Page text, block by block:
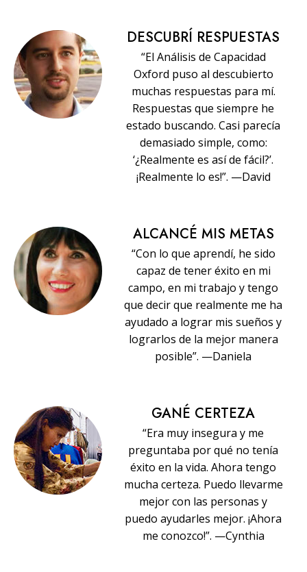
DESCUBRÍ RESPUESTAS
“El Análisis de Capacidad
Oxford puso al descubierto
muchas respuestas para mí.
Respuestas que siempre he
estado buscando. Casi parecía
demasiado simple, como:
‘¿Realmente es así de fácil?’.
¡Realmente lo es!”. —David
ALCANCÉ MIS METAS
“Con lo que aprendí, he sido
capaz de tener éxito en mi
campo, en mi trabajo y tengo
que decir que realmente me ha
ayudado a lograr mis sueños y
lograrlos de la mejor manera
posible”. —Daniela
GANÉ CERTEZA
“Era muy insegura y me
preguntaba por qué no tenía
éxito en la vida. Ahora tengo
mucha certeza. Puedo llevarme
mejor con las personas y
puedo ayudarles mejor. ¡Ahora
me conozco!”. —Cynthia